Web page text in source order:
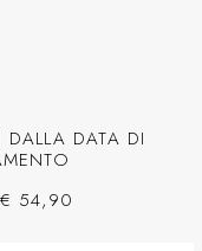
DATA DI
€ 54,90